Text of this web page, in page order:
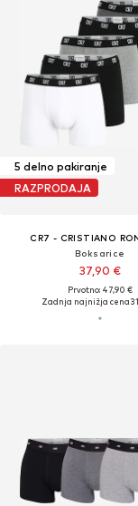
5 delno pakiranje
RAZPRODAJA
CR7 - CRISTIANO
Boksarice
37,90 €
Prvotno: 47,90 €
Zadnja najnižja cena